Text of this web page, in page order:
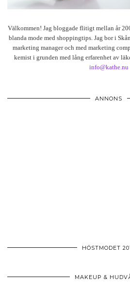
Välkommen! Jag bloggade flitigt mellan år
blanda mode med shoppingtips. Jag bor i
marketing manager och med marketing
kemist i grunden med lång erfarenhet av
info@kathe.nu
ANNONS
HÖSTMODET
MAKEUP &